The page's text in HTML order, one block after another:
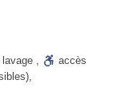
,
accès
,